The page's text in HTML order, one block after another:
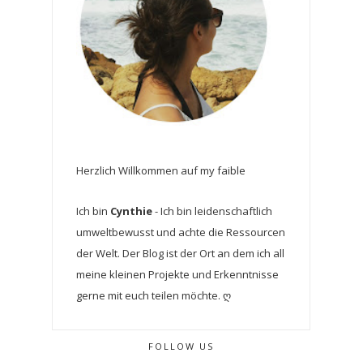
Herzlich Willkommen auf my faible
Ich bin Cynthie- Ich bin leidenschaftlich
umweltbewusst und achte die Ressourcen
der Welt. Der Blog ist der Ort an dem ich all
meine kleinen Projekte und Erkenntnisse
gerne mit euch teilen möchte. ღ
FOLLOW US